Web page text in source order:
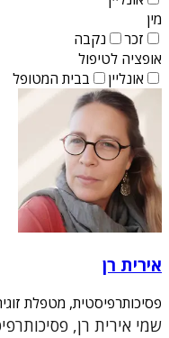
מין
זכר
נקבה
אופציה לטיפול
אונליין
בבית המטופל
אירית רן
פסיכותרפיסטית, מטפלת
שמי אירית רן,